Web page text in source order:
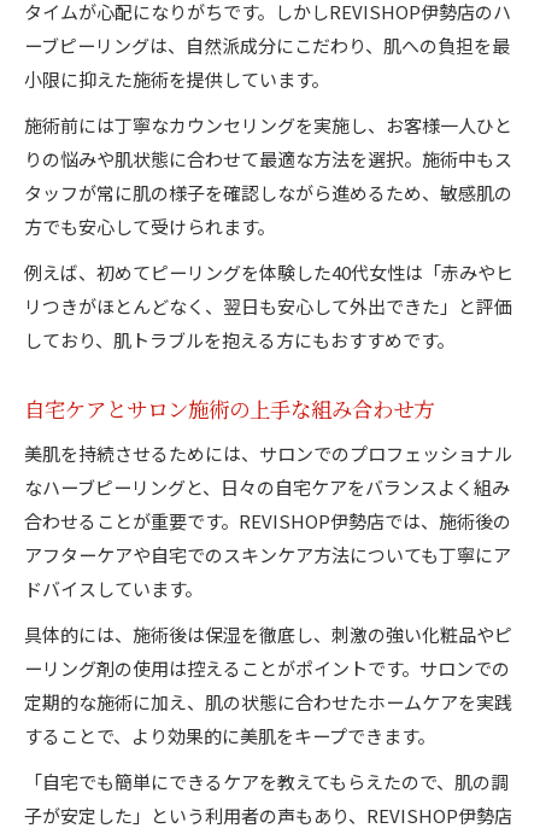
タイムが心配になりがちです。しかしREVISHOP伊勢店のハ
ーブピーリングは、自然派成分にこだわり、肌への負担を最
小限に抑えた施術を提供しています。
施術前には丁寧なカウンセリングを実施し、お客様一人ひと
りの悩みや肌状態に合わせて最適な方法を選択。施術中もス
タッフが常に肌の様子を確認しながら進めるため、敏感肌の
方でも安心して受けられます。
例えば、初めてピーリングを体験した40代女性は「赤みやヒ
リつきがほとんどなく、翌日も安心して外出できた」と評価
しており、肌トラブルを抱える方にもおすすめです。
自宅ケアとサロン施術の上手な組み合わせ方
美肌を持続させるためには、サロンでのプロフェッショナル
なハーブピーリングと、日々の自宅ケアをバランスよく組み
合わせることが重要です。REVISHOP伊勢店では、施術後の
アフターケアや自宅でのスキンケア方法についても丁寧にア
ドバイスしています。
具体的には、施術後は保湿を徹底し、刺激の強い化粧品やピ
ーリング剤の使用は控えることがポイントです。サロンでの
定期的な施術に加え、肌の状態に合わせたホームケアを実践
することで、より効果的に美肌をキープできます。
「自宅でも簡単にできるケアを教えてもらえたので、肌の調
子が安定した」という利用者の声もあり、REVISHOP伊勢店